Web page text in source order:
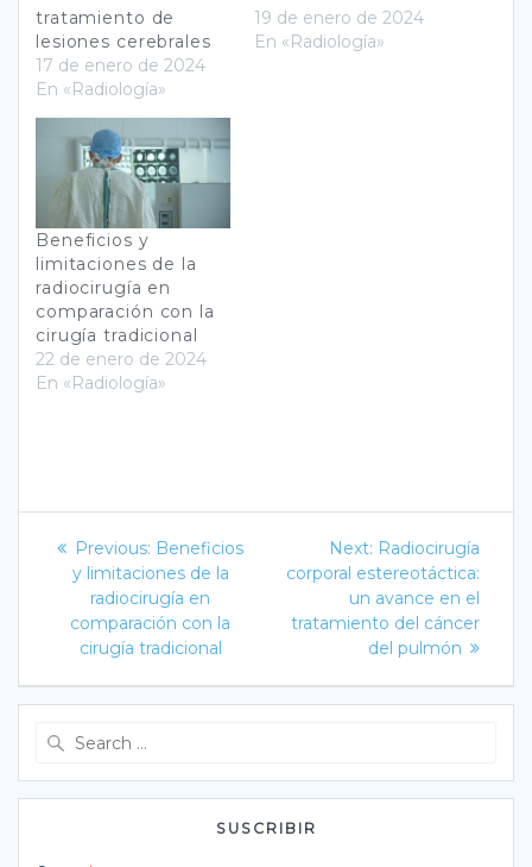
tratamiento de
lesiones cerebrales
17 de enero de 2024
En «Radiología»
19 de enero de 2024
En «Radiología»
Beneficios y
limitaciones de la
radiocirugía en
comparación con la
cirugía tradicional
22 de enero de 2024
En «Radiología»
Navegación
entradas
Previous: Previous
post:
Beneficios
y limitaciones de la
radiocirugía en
comparación con la
cirugía tradicional
Next: Next
post:
Radiocirugía
corporal estereotáctica:
un avance en el
tratamiento del cáncer
del pulmón
SUSCRIBIR